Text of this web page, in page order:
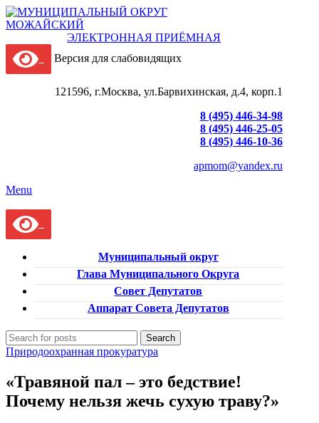
ЭЛЕКТРОННАЯ ПРИЁМНАЯ
Версия для слабовидящих
121596, г.Москва, ул.Барвихинская, д.4, корп.1
8 (495) 446-34-98
8 (495) 446-25-05
8 (495) 446-10-36
apmom@yandex.ru
Menu
Муниципальный округ
Глава Муниципального Округа
Совет Депутатов
Аппарат Совета Депутатов
Search
Природоохранная прокуратура
«Травяной пал – это бедствие!
Почему нельзя жечь сухую траву?»